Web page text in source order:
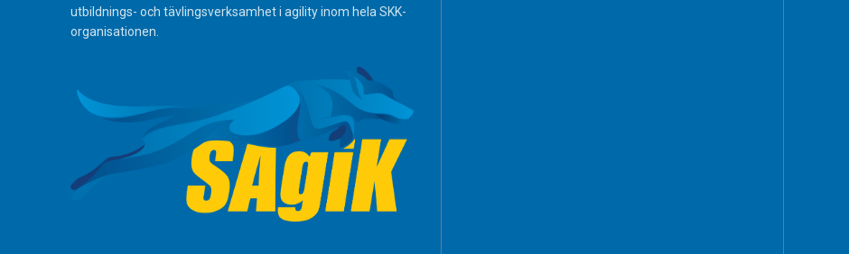
utbildnings- och tävlingsverksamhet i agility inom hela SKK-
organisationen.